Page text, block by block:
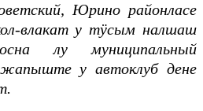
Юрино районласе
влакат у тӱсым налшаш
лу муниципальный
у автоклуб дене